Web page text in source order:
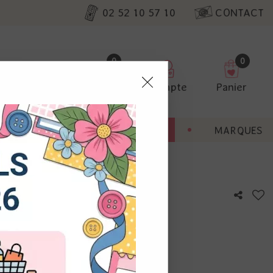
02 52 10 57 10 CONTACT
0
Compte
0
Panier
BONNES AFFAIRES MARQUES
avis !
nos
non
Vous
à droite